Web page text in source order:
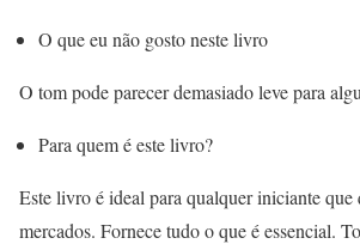
O que eu não gosto neste livro
O tom pode parecer demasiado leve para
Para quem é este livro?
Este livro é ideal para qualquer iniciante que
mercados. Fornece tudo o que é essencial.